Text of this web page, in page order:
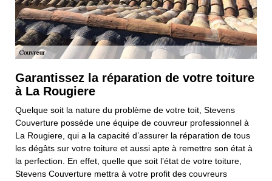
Garantissez la réparation de votre toiture
à La Rougiere
Quelque soit la nature du problème de votre toit, Stevens
Couverture possède une équipe de couvreur professionnel à
La Rougiere, qui a la capacité d’assurer la réparation de tous
les dégâts sur votre toiture et aussi apte à remettre son état à
la perfection. En effet, quelle que soit l’état de votre toiture,
Stevens Couverture mettra à votre profit des couvreurs